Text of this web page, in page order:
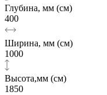
Глубина, мм (см)
400
Ширина, мм (см)
1000
Высота,мм (см)
1850